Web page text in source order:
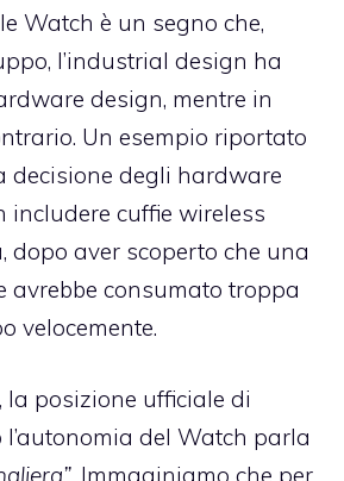
Watch è un segno che,
l’industrial design ha
design, mentre in
Un esempio riportato
decisione degli hardware
includere cuffie wireless
dopo aver scoperto che una
avrebbe consumato troppa
velocemente.
la posizione ufficiale di
del Watch parla
. Immaginiamo che per